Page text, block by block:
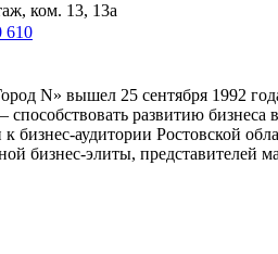
ком. 13, 13а
610
N» вышел 25 сентября 1992
развитию
бизнес-аудитории Ростовской
бизнес-элиты, представителей